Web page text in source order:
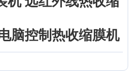
脑控制热收缩膜机